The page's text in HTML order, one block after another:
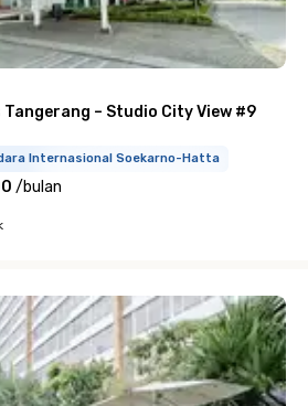
– Studio City View #9
Internasional Soekarno-Hatta
/bulan